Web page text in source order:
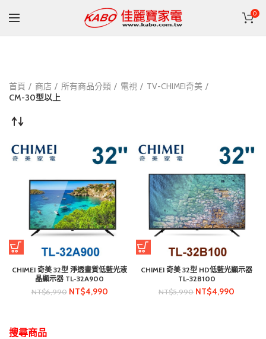
0
搜尋商品
首頁 商店 所有商品分類 電視
TV-CHIMEI奇美
CM-30型以上
CHIMEI 奇美 32型 淨透畫質低藍光液
晶顯示器 TL-32A900
NT$6,990 NT$4,990
CHIMEI 奇美 32型 HD低藍光顯示器
TL-32B100
NT$5,990 NT$4,990